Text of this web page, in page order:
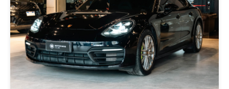
USD 110000